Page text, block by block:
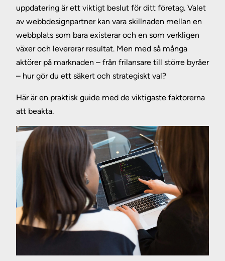
uppdatering är ett viktigt beslut för ditt företag. Valet
av webbdesignpartner kan vara skillnaden mellan en
webbplats som bara existerar och en som verkligen
växer och levererar resultat. Men med så många
aktörer på marknaden – från frilansare till större byråer
– hur gör du ett säkert och strategiskt val?
Här är en praktisk guide med de viktigaste faktorerna
att beakta.